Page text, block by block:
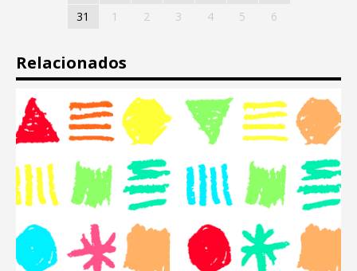
31
1 2 3 4 5 6
Relacionados